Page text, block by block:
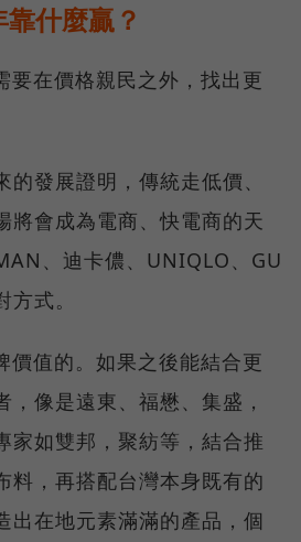
什麼贏？
要在價格親民之外，找出更
發展證明，傳統走低價、
將會成為電商、快電商的天
、迪卡儂、UNIQLO、GU
式。
價值的。如果之後能結合更
，像是遠東、福懋、集盛，
家如雙邦，聚紡等，結合推
料，再搭配台灣本身既有的
出在地元素滿滿的產品，個